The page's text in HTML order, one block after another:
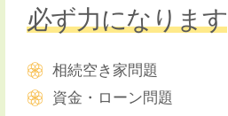
必ず力になります
相続空き家問題
資金・ローン問題